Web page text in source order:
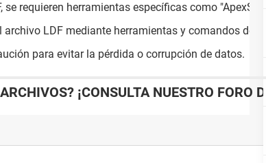
requieren herramientas específicas como "ApexSQL
LDF mediante herramientas y comandos de
para evitar la pérdida o corrupción de datos.
¡CONSULTA NUESTRO FORO